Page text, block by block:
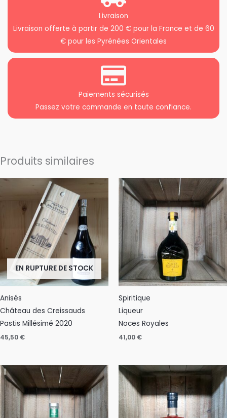
Livraison
Livraison offerte à partir de 200 € pour la France et de 60
€ pour les Pyrénées Orientales
Paiements sécurisés
Passez votre commande en toute confiance.
Produits similaires
EN RUPTURE DE STOCK
Anisés
Château des Creissauds
Pastis Millésimé 2020
45,50 €
Spiritique
Liqueur
Noces Royales
41,00 €